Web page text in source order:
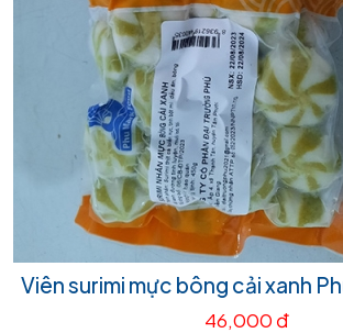
Viên surimi mực bông cải xanh
46,000 đ